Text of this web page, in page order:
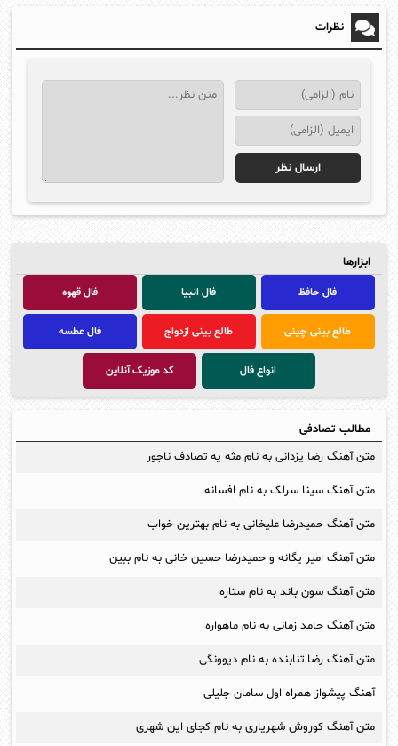
نظرات
ابزارها
فال حافظ فال انبیا فال قهوه
طالع بینی چینی طالع بینی ازدواج فال عطسه
انواع فال کد موزیک آنلاین
مطالب تصادفی
متن آهنگ رضا یزدانی به نام مثه یه تصادف ناجور
متن آهنگ سینا سرلک به نام افسانه
متن آهنگ حمیدرضا علیخانی به نام بهترین خواب
متن آهنگ امیر یگانه و حمیدرضا حسین خانی به نام ببین
متن آهنگ سون باند به نام ستاره
متن آهنگ حامد زمانی به نام ماهواره
متن آهنگ رضا تنابنده به نام دیوونگی
آهنگ پیشواز همراه اول سامان جلیلی
متن آهنگ کوروش شهریاری به نام کجای این شهری